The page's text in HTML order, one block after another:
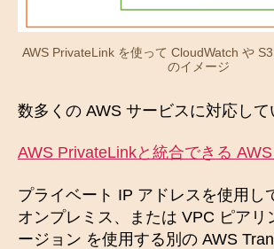
AWS PrivateLink を使って CloudWatch や
のイメージ
数多くの AWS サービスに対応して
AWS PrivateLinkと統合できる
プライベート IP アドレスを使用し
オンプレミス、または VPC ピアリ
ージョン を使用する別の AWS